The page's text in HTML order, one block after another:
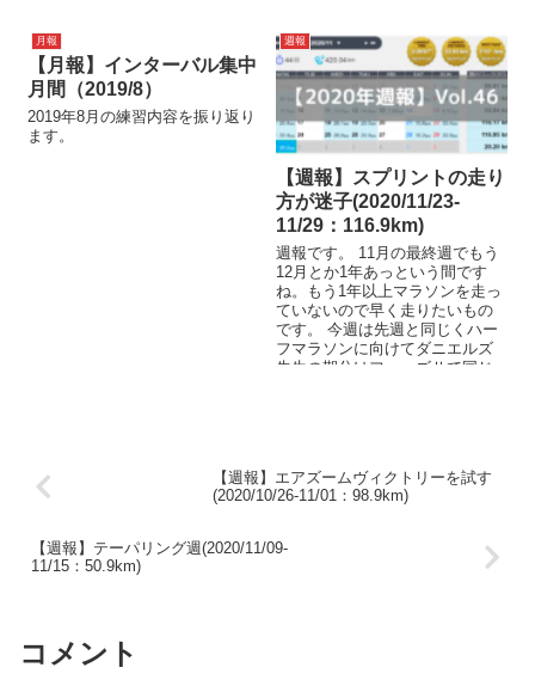
月報
【月報】インターバル集中
月間（2019/8）
2019年8月の練習内容を振り返り
ます。
週報
【週報】スプリントの走り
方が迷子(2020/11/23-
11/29：116.9km)
週報です。 11月の最終週でもう
12月とか1年あっという間です
ね。もう1年以上マラソンを走っ
ていないので早く走りたいもの
です。 今週は先週と同じくハー
フマラソンに向けてダニエルズ
先生の期分けフェーズⅡで同じ
【週報】エアズームヴィクトリーを試す
(2020/10/26-11/01：98.9km)
【週報】テーパリング週(2020/11/09-
11/15：50.9km)
コメント